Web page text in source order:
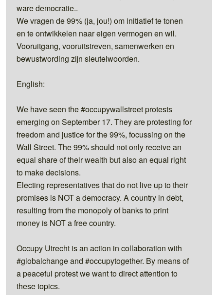
ware democratie..
We vragen de 99% (ja, jou!) om initiatief te tonen
en te ontwikkelen naar eigen vermogen en wil.
Vooruitgang, vooruitstreven, samenwerken en
bewustwording zijn sleutelwoorden.
English:
We have seen the #occupywallstreet protests
emerging on September 17. They are protesting for
freedom and justice for the 99%, focussing on the
Wall Street. The 99% should not only receive an
equal share of their wealth but also an equal right
to make decisions.
Electing representatives that do not live up to their
promises is NOT a democracy. A country in debt,
resulting from the monopoly of banks to print
money is NOT a free country.
Occupy Utrecht is an action in collaboration with
#globalchange and #occupytogether. By means of
a peaceful protest we want to direct attention to
these topics.